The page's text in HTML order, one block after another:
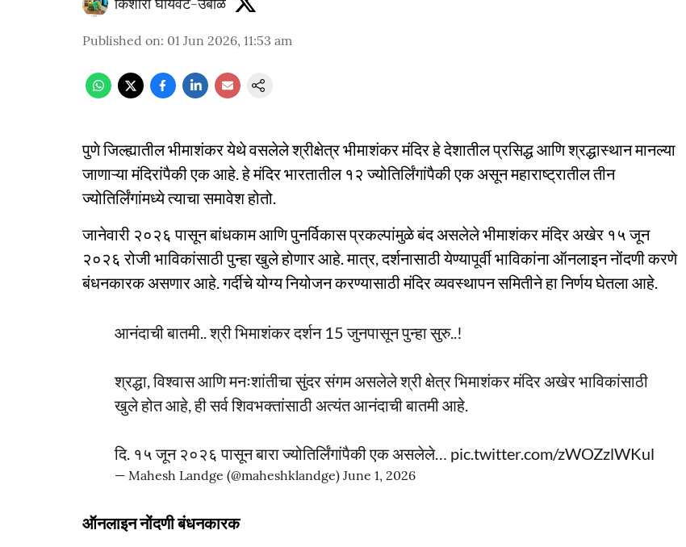
Published on: 01 Jun 2026, 11:53 am
पुणे जिल्ह्यातील भीमाशंकर येथे वसलेले श्रीक्षेत्र भीमाशंकर मंदिर हे देशातील प्रसिद्ध आणि श्रद्धास्थान मानल्या
जाणाऱ्या मंदिरांपैकी एक आहे. हे मंदिर भारतातील १२ ज्योतिर्लिंगांपैकी एक असून महाराष्ट्रातील तीन
ज्योतिर्लिंगांमध्ये त्याचा समावेश होतो.
जानेवारी २०२६ पासून बांधकाम आणि पुनर्विकास प्रकल्पांमुळे बंद असलेले भीमाशंकर मंदिर अखेर १५ जून
२०२६ रोजी भाविकांसाठी पुन्हा खुले होणार आहे. मात्र, दर्शनासाठी येण्यापूर्वी भाविकांना ऑनलाइन नोंदणी करणे
बंधनकारक असणार आहे. गर्दीचे योग्य नियोजन करण्यासाठी मंदिर व्यवस्थापन समितीने हा निर्णय घेतला आहे.
आनंदाची बातमी.. श्री भिमाशंकर दर्शन 15 जुनपासून पुन्हा सुरु..!
श्रद्धा, विश्वास आणि मनःशांतीचा सुंदर संगम असलेले श्री क्षेत्र भिमाशंकर मंदिर अखेर भाविकांसाठी
खुले होत आहे, ही सर्व शिवभक्तांसाठी अत्यंत आनंदाची बातमी आहे.
दि. १५ जून २०२६ पासून बारा ज्योतिर्लिंगांपैकी एक असलेले… pic.twitter.com/zWOZzlWKul
— Mahesh Landge (@maheshklandge) June 1, 2026
ऑनलाइन नोंदणी बंधनकारक